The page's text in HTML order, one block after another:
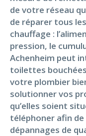
de votre réseau
de réparer tous
chauffage :
pression, le
Achenheim peut
toilettes
votre plombier
solutionner vos
qu’elles soient
téléphoner afin
dépannages de